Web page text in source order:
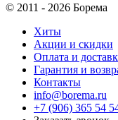
© 2011 - 2026 Борема
Хиты
Акции и скидки
Оплата и
Гарантия и
Контакты
info@borema.ru
+7 (906) 365 54